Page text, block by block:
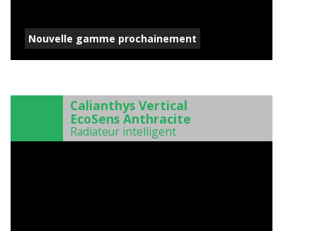
Nouvelle gamme prochainement
)
Calianthys Vertical
EcoSens Anthracite
Radiateur intelligent